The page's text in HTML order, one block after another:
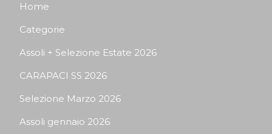
Home
Categorie
Assoli + Selezione Estate 2026
CARAPACI SS 2026
Selezione Marzo 2026
Assoli gennaio 2026